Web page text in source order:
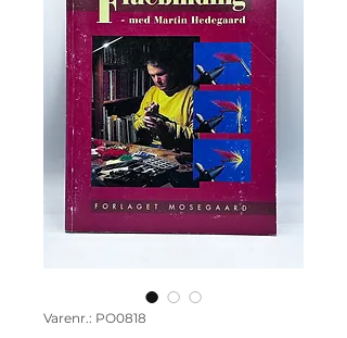
Varenr.: PO0818